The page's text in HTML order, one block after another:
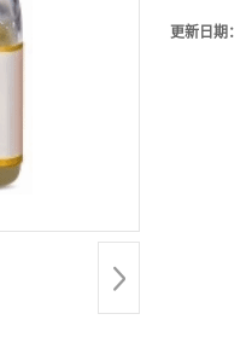
更新日期：